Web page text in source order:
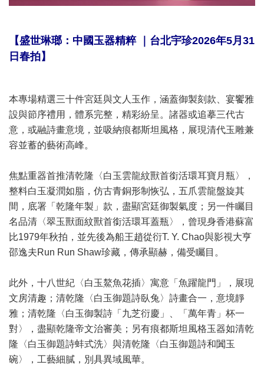
【盛世琳瑯：中國玉器精粹｜台北宇珍2026年5月31
日春拍】
本專場精選三十件宮廷與文人玉作，涵蓋御製刻款、宴饗雅
設與節序禮用，體系完整，精彩紛呈。諸器或追摹三代古
意，或融詩畫意境，並吸納痕都斯坦風格，展現清代玉雕兼
容並蓄的藝術高峰。
焦點重器首推清乾隆〈白玉雲龍紋獸首銜活環耳寶月瓶〉，
整料白玉凝潤如脂，仿古青銅形制恢弘，五爪雲龍盤旋其
間，底署「乾隆年製」款，盡顯宮廷御製氣度；另一件矚目
名品清〈翠玉獸面紋獸首銜活環耳蓋瓶〉，曾現身香港蘇富
比1979年秋拍，並先後為船王趙從衍T. Y. Chao與影視大亨
邵逸夫Run Run Shaw珍藏，傳承顯赫，備受矚目。
此外，十八世紀〈白玉鰲魚花插〉寓意「魚躍龍門」，展現
文房清趣；清乾隆〈白玉御題詩臥兔〉詩畫合一，意境靜
雅；清乾隆〈白玉御製詩「九芝衍慶」、「萬年青」杯一
對〉，盡顯乾隆帝文治審美；另有痕都斯坦風格玉器如清乾
隆〈白玉御題詩蚌式洗〉與清乾隆〈白玉御題詩和闐玉
碗〉，工藝細膩，別具異域風華。